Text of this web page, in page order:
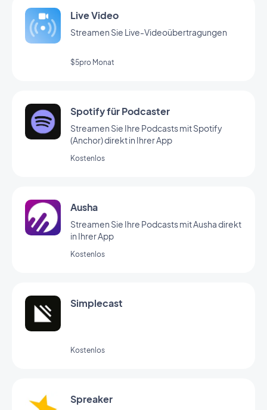
Live Video
Streamen Sie Live-Videoübertragungen
$5pro Monat
Spotify für Podcaster
Streamen Sie Ihre Podcasts mit Spotify
(Anchor) direkt in Ihrer App
Kostenlos
Ausha
Streamen Sie Ihre Podcasts mit Ausha direkt
in Ihrer App
Kostenlos
Simplecast
Kostenlos
Spreaker